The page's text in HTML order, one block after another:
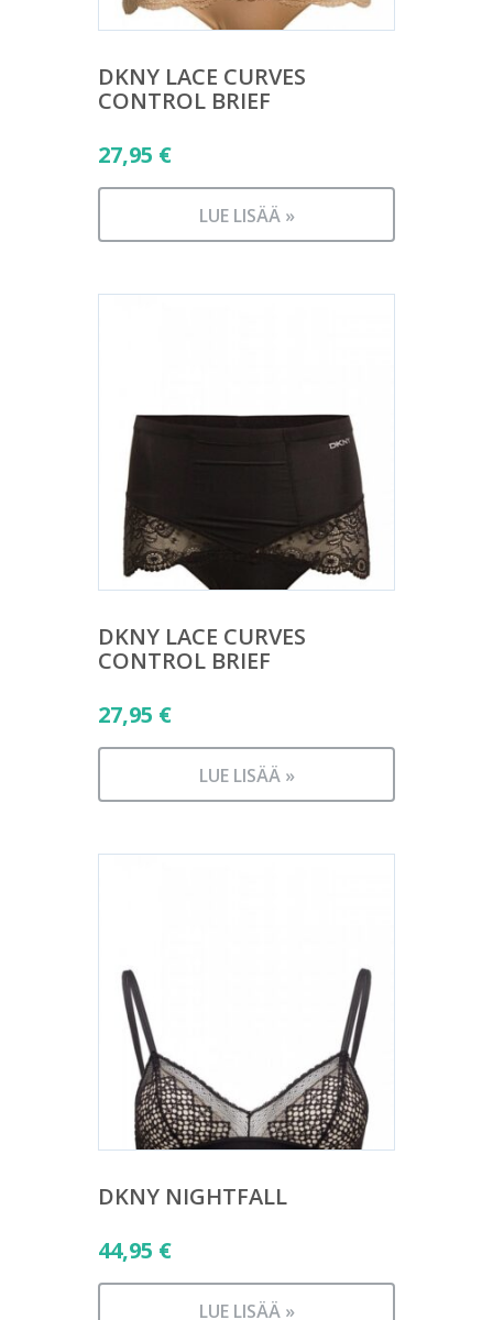
DKNY LACE CURVES
CONTROL BRIEF
27,95 €
LUE LISÄÄ »
DKNY LACE CURVES
CONTROL BRIEF
27,95 €
LUE LISÄÄ »
DKNY NIGHTFALL
44,95 €
LUE LISÄÄ »